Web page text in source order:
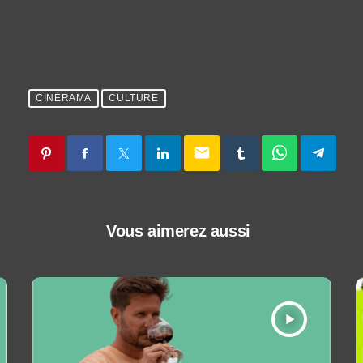
CINÉRAMA CULTURE
email
Vous aimerez aussi
play_arrow